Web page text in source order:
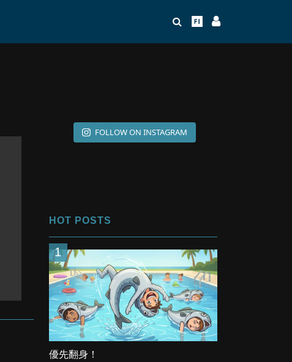
FOLLOW ON INSTAGRAM
HOT POSTS
1
優先翻身！